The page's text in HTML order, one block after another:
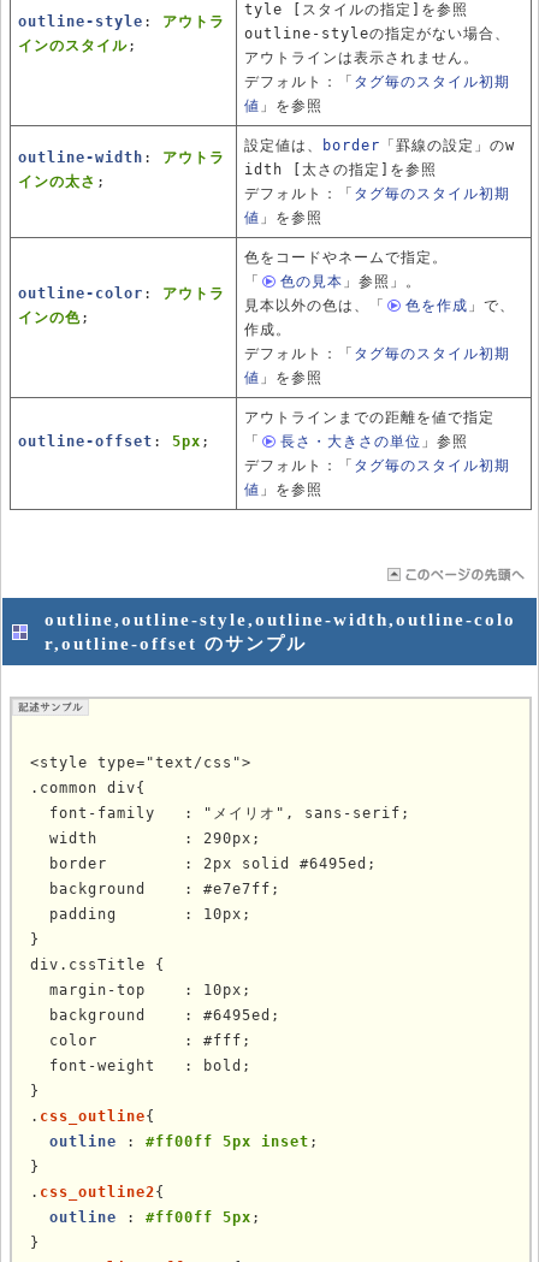
outline-style : アウトラ
インのスタイル;
tyle [スタイルの指定]を参照
outline-styleの指定がない場合、
アウトラインは表示されません。
デフォルト：「 タグ毎のスタイル初期
値 」を参照
outline-width : アウトラ
インの太さ ;
設定値は、 border 「罫線の設定」のw
idth [太さの指定]を参照
デフォルト：「 タグ毎のスタイル初期
値 」を参照
outline-color : アウトラ
インの色;
色をコードやネームで指定。
「
色の見本 」 参照」。
見本以外の色は、
「 色を作成 」で、
作成。
デフォルト：「 タグ毎のスタイル初期
値 」を参照
outline-offset : 5px ;
アウトラインまでの距離を値で指定
「
長さ・大きさの単位 」 参照
デフォルト：「 タグ毎のスタイル初期
値 」を参照
outline,outline-style,outline-width,outline-colo
r,outline-offset のサンプル
<style type="text/css">
.common div{
  font-family   : "メイリオ", sans-serif;
  width         : 290px;
  border        : 2px solid #6495ed;
  background    : #e7e7ff;
  padding       : 10px;
}
div.cssTitle {
  margin-top    : 10px;
  background    : #6495ed;
  color         : #fff;
  font-weight   : bold;
}
. css_outline{
outline : #ff00ff 5px inset ;
}
. css_outline2{
outline : #ff00ff 5px ;
}